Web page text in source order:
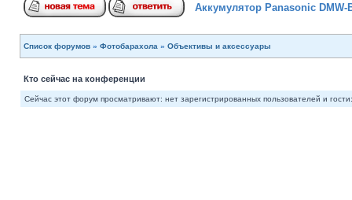
Аккумулятор Panasonic
Список форумов » Фотобарахола » Объективы и аксессуары
Кто сейчас на конференции
Сейчас этот форум просматривают: нет зарегистрированных пользователей и